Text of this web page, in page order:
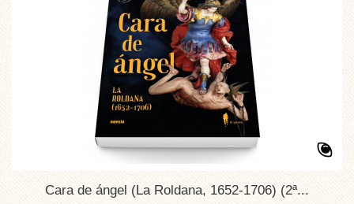
Cara de ángel (La Roldana, 1652-1706) (2ª...